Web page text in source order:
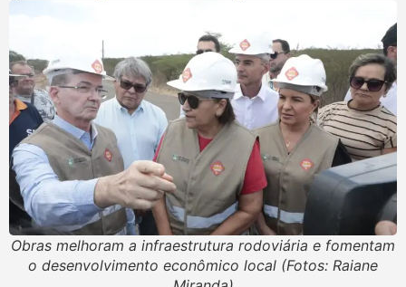
Obras melhoram a infraestrutura rodoviária e fomentam
o desenvolvimento econômico local (Fotos: Raiane